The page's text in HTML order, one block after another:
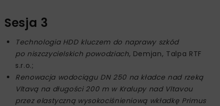
Sesja 3
Technologia HDD kluczem do naprawy szkód
po niszczycielskich powodziach, Demjan, Talpa RTF
s.r.o.;
Renowacja wodociągu DN 250 na kładce nad rzeką
Vltavą na długości 200 m w Kralupy nad Vltavou
przez elastyczną wysokociśnieniową wkładkę Primus